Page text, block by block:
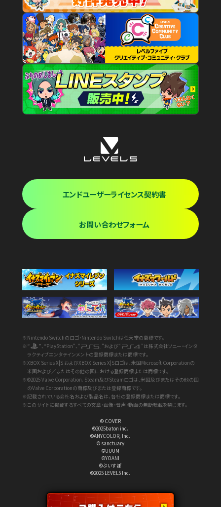
エンドユーザーライセンス契約書
お問い合わせフォーム
※Nintendo Switchのロゴ・Nintendo Switchは任天堂の商標です。
※“
”、“PlayStation”、“ ”および“
”は株式会社ソニー・インタ
ラクティブエンタテインメントの登録商標または商標です。
※XBOX Series X|S およびXBOX Series X|Sロゴは、米国Microsoft Corporationの
米国および／またはその他の国における登録商標または商標です。
※©2025 Valve Corporation. Steam及びSteamロゴは、米国及びまたはその他の国
のValve Corporationの商標及びまたは登録商標です。
※記載されている会社名および製品名は、各社の登録商標または商標です。
※このサイトに掲載するすべての文章・画像・音声・動画の無断転載を禁じます。
© COVER
©2025baton inc.
©ANYCOLOR, Inc.
© sanctuary
©UUUM
©YOANI
©ぶいすぽ
©2025 LEVEL5 Inc.